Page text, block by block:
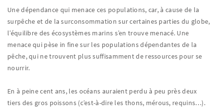
Une dépendance qui menace ces populations, car, à cause de la
surpêche et de la surconsommation sur certaines parties du globe,
l’équilibre des écosystèmes marins s’en trouve menacé. Une
menace qui pèse in fine sur les populations dépendantes de la
pêche, qui ne trouvent plus suffisamment de ressources pour se
nourrir.
En à peine cent ans, les océans auraient perdu à peu près deux
tiers des gros poissons (c’est-à-dire les thons, mérous, requins…).